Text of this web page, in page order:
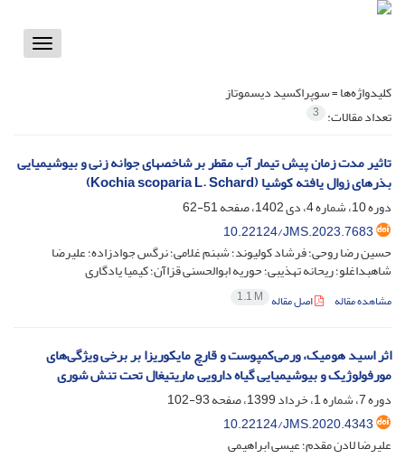
Toggle
کلیدواژه‌ها =سوپراکسید دیسموتاز
تعداد مقالات: 3
تاثیر مدت زمان پیش تیمار آب مقطر بر شاخصهای جوانه زنی و بیوشیمیایی
بذرهای زوال یافته کوشیا (Kochia scoparia L. Schard)
دوره 10، شماره 4، دی 1402، صفحه
51-62
10.22124/JMS.2023.7683
حسین رضا روحی؛ فرشاد کولیوند؛ شبنم غلامی؛ نرگس جوادزاده؛ علیرضا
شاهبداغلو؛ ریحانه تهذیبی؛ حوریه ابوالحسنی قزاآن؛ کیمیا یادگاری
مشاهده مقاله اصل مقاله 1.1 M
اثر اسید هومیک، ورمی‌کمپوست و قارچ مایکوریزا بر برخی ویژگی‌های
مورفولوژیک و بیوشیمیایی گیاه دارویی ماریتیغال تحت تنش شوری
دوره 7، شماره 1، خرداد 1399، صفحه
93-102
10.22124/JMS.2020.4343
علیرضا لادن مقدم؛ عیسی ابراهیمی